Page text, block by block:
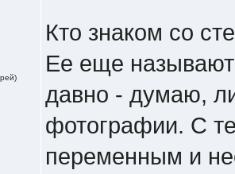
Кто знаком со
Ее еще
давно - думаю,
фотографии. С
переменным и